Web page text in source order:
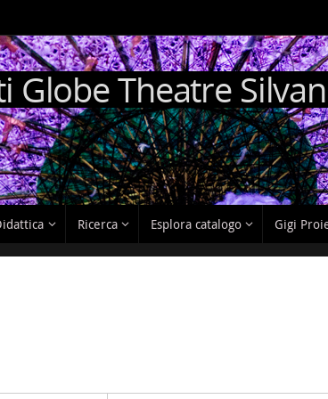
Globe Theatre
Ricerca Esplora catalogo Gigi